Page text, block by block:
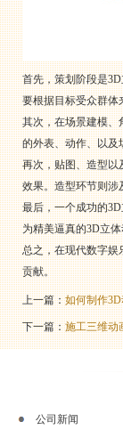
首先，策划阶段是
要根据目标受众群体
其次，在场景建模、
的外表、动作、以及
再次，贴图、造型以
效果。造型环节则涉
最后，一个成功的
为精美逼真的3D立
总之，在现代数字娱
贡献。
上一篇：如何制作
下一篇：施工三维动
公司新闻